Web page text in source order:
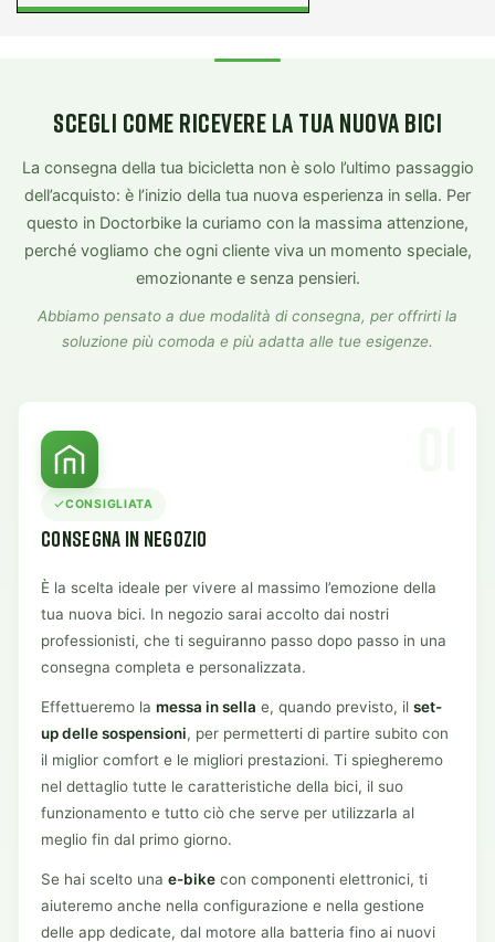
SCEGLI COME RICEVERE LA TUA NUOVA BICI
La consegna della tua bicicletta non è solo l’ultimo passaggio
dell’acquisto: è l’inizio della tua nuova esperienza in sella. Per
questo in Doctorbike la curiamo con la massima attenzione,
perché vogliamo che ogni cliente viva un momento speciale,
emozionante e senza pensieri.
Abbiamo pensato a due modalità di consegna, per offrirti la
soluzione più comoda e più adatta alle tue esigenze.
CONSIGLIATA
CONSEGNA IN NEGOZIO
È la scelta ideale per vivere al massimo l’emozione della
tua nuova bici. In negozio sarai accolto dai nostri
professionisti, che ti seguiranno passo dopo passo in una
consegna completa e personalizzata.
Effettueremo la messa in sella e, quando previsto, il set-
up delle sospensioni, per permetterti di partire subito con
il miglior comfort e le migliori prestazioni. Ti spiegheremo
nel dettaglio tutte le caratteristiche della bici, il suo
funzionamento e tutto ciò che serve per utilizzarla al
meglio fin dal primo giorno.
Se hai scelto una e-bike con componenti elettronici, ti
aiuteremo anche nella configurazione e nella gestione
delle app dedicate, dal motore alla batteria fino ai nuovi